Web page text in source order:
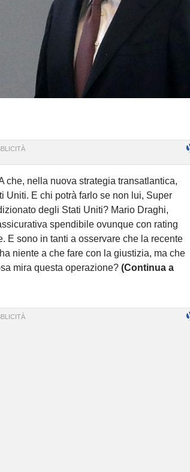
che, nella nuova strategia transatlantica,
Uniti. E chi potrà farlo se non lui, Super
degli Stati Uniti? Mario Draghi,
spendibile ovunque con rating
E sono in tanti a osservare che la recente
niente a che fare con la giustizia, ma che
mira questa operazione? (Continua a